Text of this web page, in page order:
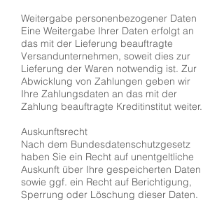
Weitergabe personenbezogener Daten
Eine Weitergabe Ihrer Daten erfolgt an
das mit der Lieferung beauftragte
Versandunternehmen, soweit dies zur
Lieferung der Waren notwendig ist. Zur
Abwicklung von Zahlungen geben wir
Ihre Zahlungsdaten an das mit der
Zahlung beauftragte Kreditinstitut weiter.
Auskunftsrecht
Nach dem Bundesdatenschutzgesetz
haben Sie ein Recht auf unentgeltliche
Auskunft über Ihre gespeicherten Daten
sowie ggf. ein Recht auf Berichtigung,
Sperrung oder Löschung dieser Daten.